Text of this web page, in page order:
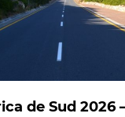
de Sud 2026